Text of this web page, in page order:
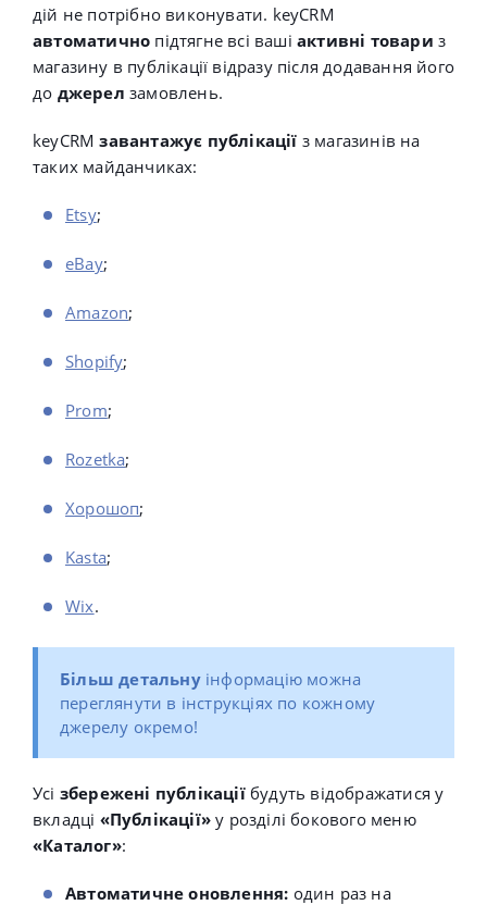
дій не потрібно виконувати. keyCRM
автоматично підтягне всі вашіактивні товари з
магазину в публікації відразу після додавання його
до джерелзамовлень.
keyCRMзавантажує публікації з магазинів на
таких майданчиках:
Etsy;
eBay;
Amazon;
Shopify;
Prom;
Rozetka;
Хорошоп;
Kasta;
Wix.
Більш детальну інформацію можна
переглянути в інструкціях по кожному
джерелу окремо!
Усі збережені публікаціїбудуть відображатися у
вкладці «Публікації» у розділі бокового меню
«Каталог»:
Автоматичне оновлення: один раз на